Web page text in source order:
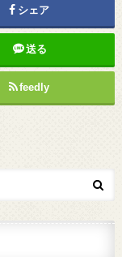
シェア
送る
feedly